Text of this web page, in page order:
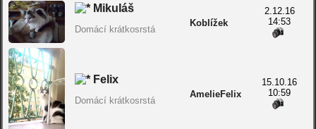
Mikuláš
Domácí krátkosrstá
Koblížek
2.12.16
14:53
Felix
Domácí krátkosrstá
AmelieFelix
15.10.16
10:59